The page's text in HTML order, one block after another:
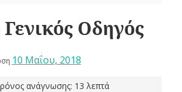
Γενικός Οδηγός
10 Μαΐου, 2018
ανάγνωσης: 13 λεπτά